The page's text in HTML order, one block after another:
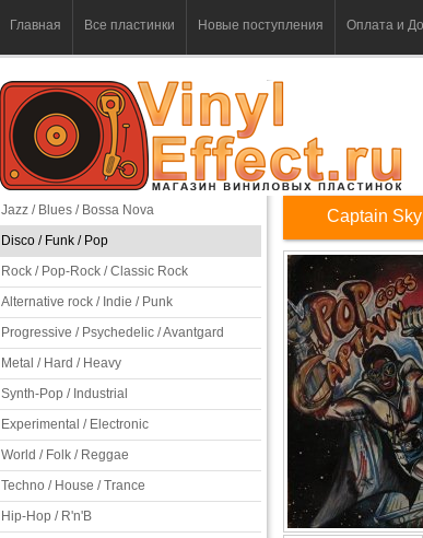
Главная Все пластинки Новые поступления Оплата и
Jazz / Blues / Bossa Nova
Disco / Funk / Pop
Rock / Pop-Rock / Classic Rock
Alternative rock / Indie / Punk
Progressive / Psychedelic / Avantgard
Metal / Hard / Heavy
Synth-Pop / Industrial
Experimental / Electronic
World / Folk / Reggae
Techno / House / Trance
Hip-Hop / R'n'B
Captain